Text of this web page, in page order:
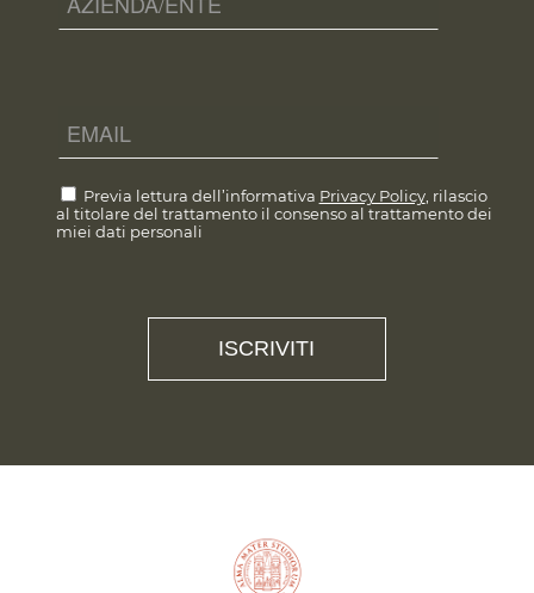
Previa lettura dell’informativa Privacy Policy, rilascio
al titolare del trattamento il consenso al trattamento dei
miei dati personali